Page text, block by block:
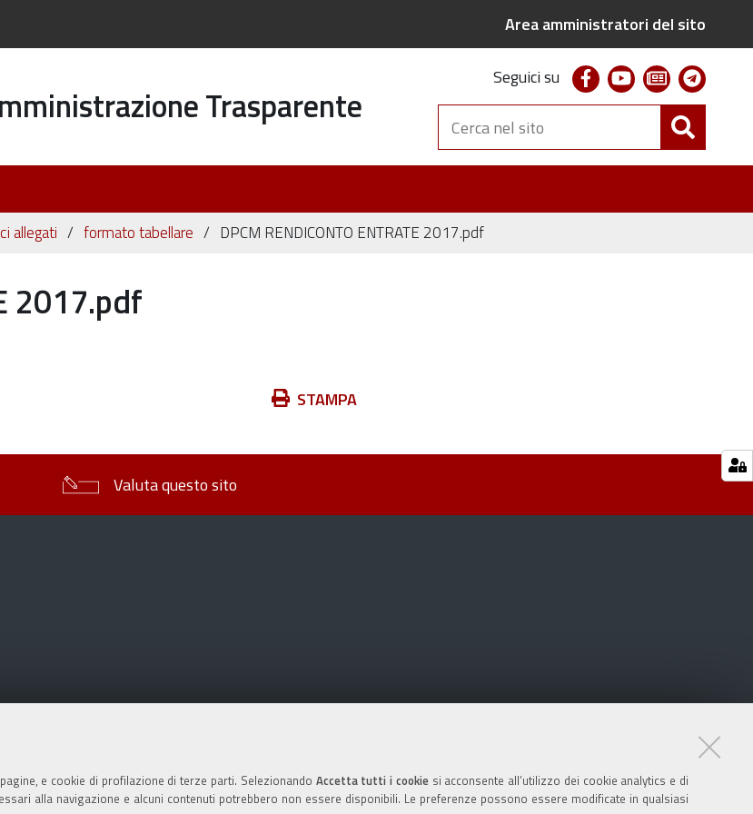
e cookie di profilazione di terze parti. Selezionando Accetta tutti i cookiesi acconsente all’utilizzo dei cookie analytics e di
alla navigazione e alcuni contenuti potrebbero non essere disponibili. Le preferenze possono essere modificate in qualsiasi
Area amministratori del sito
Trasparente
Seguici su facebookyoutubenewsletter
Cerca
nel
sito
allegati formato tabellare DPCM RENDICONTO ENTRATE 2017.pdf
2017.pdf
Azioni STAMPA
Valuta questo sito